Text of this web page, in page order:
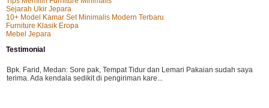
Sejarah Ukir Jepara
10+ Model Kamar Set Minimalis Modern Terbaru
Furniture Klasik Eropa
Mebel Jepara
Testimonial
Bpk. Farid, Medan: Sore pak, Tempat Tidur dan Lemari Pakaian sudah saya
terima. Ada kendala sedikit di pengiriman kare...